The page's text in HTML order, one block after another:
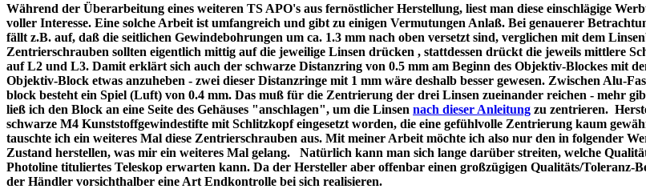
Während der Überarbeitung eines weiteren TS APO's aus fernöstlicher Herstellung, liest man diese einschlägige
voller Interesse. Eine solche Arbeit ist umfangreich und gibt zu einigen Vermutungen Anlaß. Bei genauerer
fällt z.B. auf, daß die seitlichen Gewindebohrungen um ca. 1.3 mm nach oben versetzt sind, verglichen mit dem
Zentrierschrauben sollten eigentlich mittig auf die jeweilige Linsen drücken , stattdessen drückt die jeweils mittlere
auf L2 und L3. Damit erklärt sich auch der schwarze Distanzring von 0.5 mm am Beginn des Objektiv-Blockes mit
Objektiv-Block etwas anzuheben - zwei dieser Distanzringe mit 1 mm wäre deshalb besser gewesen. Zwischen Alu-
block besteht ein Spiel (Luft) von 0.4 mm. Das muß für die Zentrierung der drei Linsen zueinander reichen - mehr
ließ ich den Block an eine Seite des Gehäuses "anschlagen", um die Linsen nach dieser Anleitung zu zentrieren.
schwarze M4 Kunststoffgewindestifte mit Schlitzkopf eingesetzt worden, die eine gefühlvolle Zentrierung kaum
tauschte ich ein weiteres Mal diese Zentrierschrauben aus. Mit meiner Arbeit möchte ich also nur den in folgender
Zustand herstellen, was mir ein weiteres Mal gelang. Natürlich kann man sich lange darüber streiten, welche
Photoline tituliertes Teleskop erwarten kann. Da der Hersteller aber offenbar einen großzügigen Qualitäts/Toleranz-
der Händler vorsichthalber eine Art Endkontrolle bei sich realisieren.